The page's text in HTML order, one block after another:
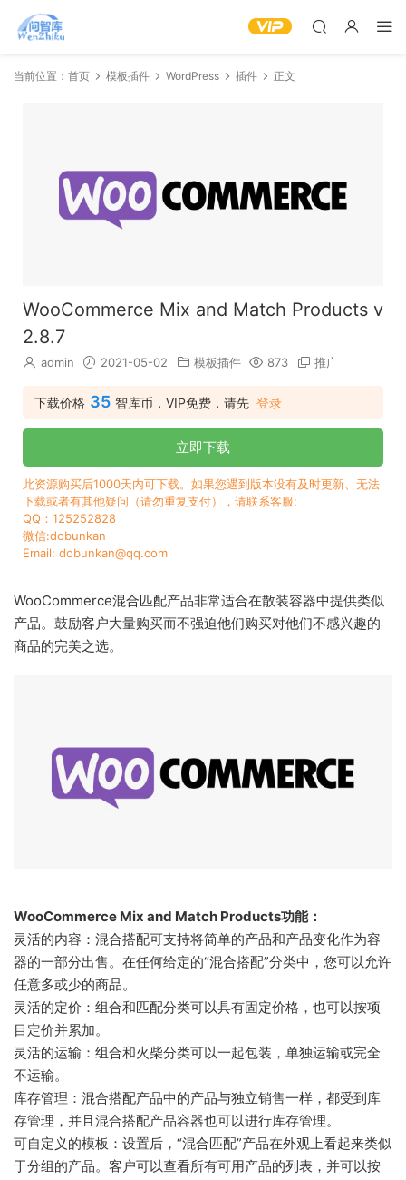
当前位置： 首页 模板插件 WordPress 插件 正文
WooCommerce Mix and Match Products v
2.8.7
admin 2021-05-02 模板插件 873 推广
下载价格 35 智库币，VIP免费，请先 登录
立即下载
此资源购买后1000天内可下载。如果您遇到版本没有及时更新、无法
下载或者有其他疑问（请勿重复支付），请联系客服:
QQ：125252828
微信:dobunkan
Email: dobunkan@qq.com
WooCommerce混合匹配产品非常适合在散装容器中提供类似
产品。鼓励客户大量购买而不强迫他们购买对他们不感兴趣的
商品的完美之选。
WooCommerce Mix and Match Products功能：
灵活的内容：混合搭配可支持将简单的产品和产品变化作为容
器的一部分出售。在任何给定的“混合搭配”分类中，您可以允许
任意多或少的商品。
灵活的定价：组合和匹配分类可以具有固定价格，也可以按项
目定价并累加。
灵活的运输：组合和火柴分类可以一起包装，单独运输或完全
不运输。
库存管理：混合搭配产品中的产品与独立销售一样，都受到库
存管理，并且混合搭配产品容器也可以进行库存管理。
可自定义的模板：设置后，“混合匹配”产品在外观上看起来类似
于分组的产品。客户可以查看所有可用产品的列表，并可以按